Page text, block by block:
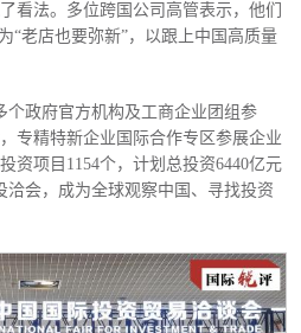
看法。多位跨国公司高管表示，他们
“老店也要弥新”，以跟上中国高质量
个政府官方机构及工商企业团组参
专精特新企业国际合作专区参展企业
资项目1154个，计划总投资6440亿元
会，成为全球观察中国、寻找投资